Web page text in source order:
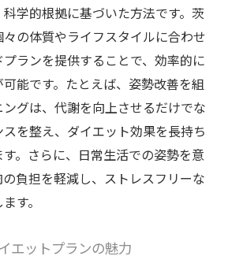
学的根拠に基づいた方法です。茨
の体質やライフスタイルに合わせ
ランを提供することで、効率的に
能です。たとえば、姿勢改善を組
グは、代謝を向上させるだけでな
を整え、ダイエット効果を長持ち
。さらに、日常生活での姿勢を意
負担を軽減し、ストレスフリーな
す。
エットプランの魅力